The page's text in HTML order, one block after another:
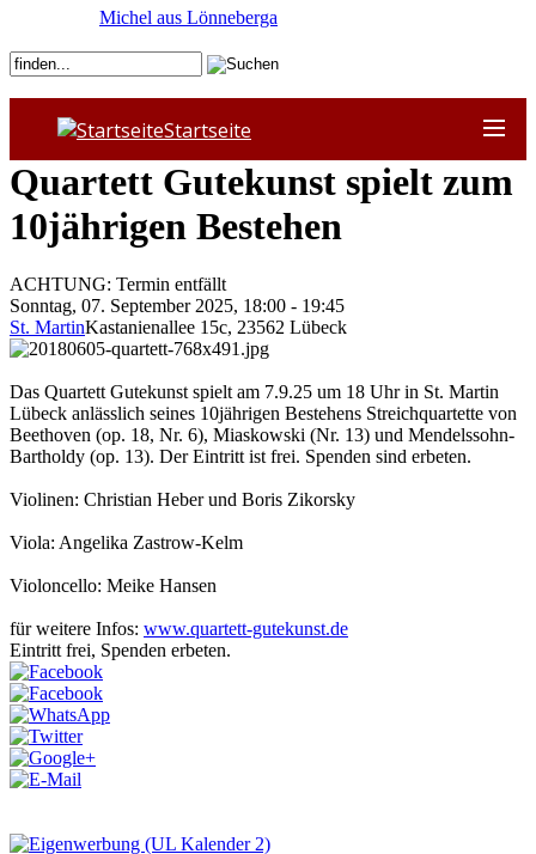
Startseite
Quartett Gutekunst spielt zum
10jährigen Bestehen
ACHTUNG: Termin entfällt
Sonntag, 07. September 2025, 18:00 - 19:45
St. MartinKastanienallee 15c, 23562 Lübeck
Das Quartett Gutekunst spielt am 7.9.25 um 18 Uhr in St. Martin
Lübeck anlässlich seines 10jährigen Bestehens Streichquartette von
Beethoven (op. 18, Nr. 6), Miaskowski (Nr. 13) und Mendelssohn-
Bartholdy (op. 13). Der Eintritt ist frei. Spenden sind erbeten.
Violinen: Christian Heber und Boris Zikorsky
Viola: Angelika Zastrow-Kelm
Violoncello: Meike Hansen
für weitere Infos: www.quartett-gutekunst.de
Eintritt frei, Spenden erbeten.
Michel aus Lönneberga